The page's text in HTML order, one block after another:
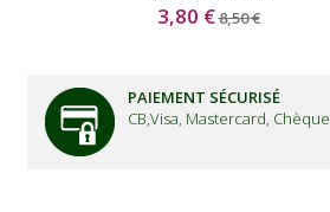
3,80 €8,50 €
PAIEMENT SÉCURISÉ
CB,Visa, Mastercard, Chèque